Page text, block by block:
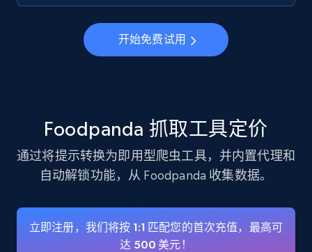
Instagram - Profiles - Collect profile
information by user name
22.4K+ 3.5K+ 注册使用
Name, URL, ID, Cb rank, Region, About,
Industries, Operating status, and more.
开始免费试用
Foodpanda 抓取工具定价
通过将提示转换为即用型爬虫工具，并内置代理和
自动解锁功能，从 Foodpanda 收集数据。
立即注册，我们将按 1:1 匹配您的首次充值，最高可
达 500 美元！